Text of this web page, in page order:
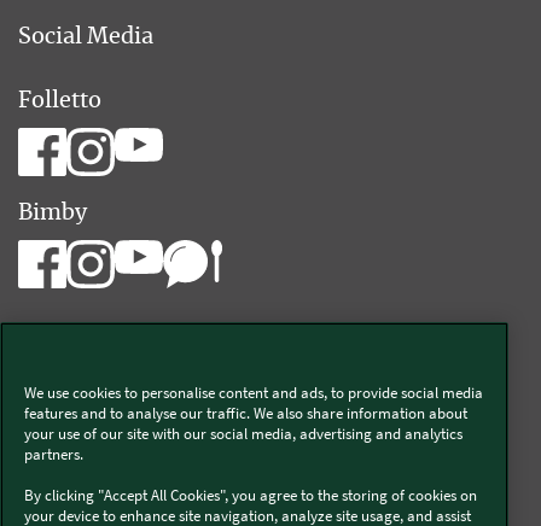
Social Media
Folletto
Bimby
Vorwerk Italia s.a.s. di Vorwerk Management s.r.l.
C.F. e P.Iva 00793630153
Chi siamo
Informativa Privacy & Cookies
Licenza dati ai sensi del Regolamento UE-2023/2854
We use cookies to personalise content and ads, to provide social media
features and to analyse our traffic. We also share information about
your use of our site with our social media, advertising and analytics
partners.
By clicking "Accept All Cookies", you agree to the storing of cookies on
your device to enhance site navigation, analyze site usage, and assist